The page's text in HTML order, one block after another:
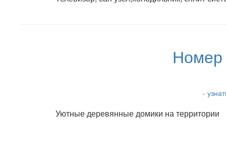
-
Уютные деревянные домики на территории